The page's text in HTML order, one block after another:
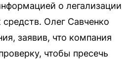
о легализации
Олег Савченко
заявив, что компания
чтобы пресечь